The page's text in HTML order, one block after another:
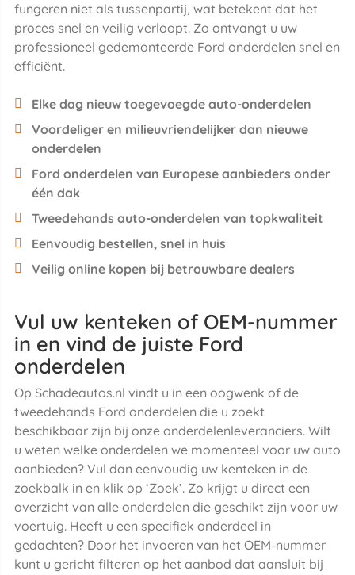
fungeren niet als tussenpartij, wat betekent dat het
proces snel en veilig verloopt. Zo ontvangt u uw
professioneel gedemonteerde Ford onderdelen snel en
efficiënt.
Elke dag nieuw toegevoegde auto-onderdelen
Voordeliger en milieuvriendelijker dan nieuwe
onderdelen
Ford onderdelen van Europese aanbieders onder
één dak
Tweedehands auto-onderdelen van topkwaliteit
Eenvoudig bestellen, snel in huis
Veilig online kopen bij betrouwbare dealers
Vul uw kenteken of OEM-nummer
in en vind de juiste Ford
onderdelen
Op Schadeautos.nl vindt u in een oogwenk of de
tweedehands Ford onderdelen die u zoekt
beschikbaar zijn bij onze onderdelenleveranciers. Wilt
u weten welke onderdelen we momenteel voor uw auto
aanbieden? Vul dan eenvoudig uw kenteken in de
zoekbalk in en klik op ‘Zoek’. Zo krijgt u direct een
overzicht van alle onderdelen die geschikt zijn voor uw
voertuig. Heeft u een specifiek onderdeel in
gedachten? Door het invoeren van het OEM-nummer
kunt u gericht filteren op het aanbod dat aansluit bij